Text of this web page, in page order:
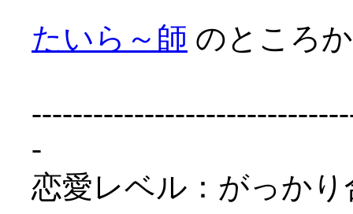
たいら～師 のところ
-
恋愛レベル：がっかり